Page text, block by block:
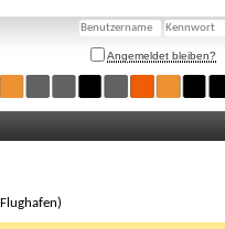
Angemeldet bleiben?